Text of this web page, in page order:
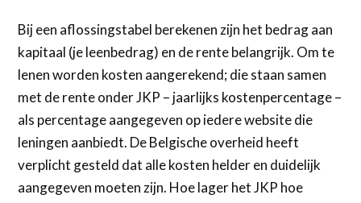
Bij een aflossingstabel berekenen zijn het bedrag aan
kapitaal (je leenbedrag) en de rente belangrijk. Om te
lenen worden kosten aangerekend; die staan samen
met de rente onder JKP – jaarlijks kostenpercentage –
als percentage aangegeven op iedere website die
leningen aanbiedt. De Belgische overheid heeft
verplicht gesteld dat alle kosten helder en duidelijk
aangegeven moeten zijn. Hoe lager het JKP hoe